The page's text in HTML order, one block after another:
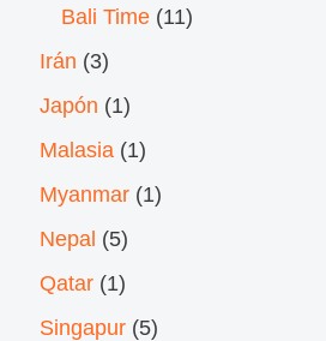
Bali Time (11)
Irán (3)
Japón (1)
Malasia (1)
Myanmar (1)
Nepal (5)
Qatar (1)
Singapur (5)